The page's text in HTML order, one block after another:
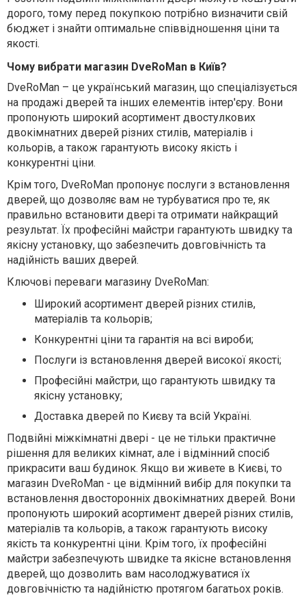
дорого, тому перед покупкою потрібно визначити свій
бюджет і знайти оптимальне співвідношення ціни та
якості.
Чому вибрати магазин DveRoMan в Київ?
DveRoMan – це український магазин, що спеціалізується
на продажі дверей та інших елементів інтер'єру. Вони
пропонують широкий асортимент двостулкових
двокімнатних дверей різних стилів, матеріалів і
кольорів, а також гарантують високу якість і
конкурентні ціни.
Крім того, DveRoMan пропонує послуги з встановлення
дверей, що дозволяє вам не турбуватися про те, як
правильно встановити двері та отримати найкращий
результат. Їх професійні майстри гарантують швидку та
якісну установку, що забезпечить довговічність та
надійність ваших дверей.
Ключові переваги магазину DveRoMan:
Широкий асортимент дверей різних стилів,
матеріалів та кольорів;
Конкурентні ціни та гарантія на всі вироби;
Послуги із встановлення дверей високої якості;
Професійні майстри, що гарантують швидку та
якісну установку;
Доставка дверей по Києву та всій Україні.
Подвійні міжкімнатні двері - це не тільки практичне
рішення для великих кімнат, але і відмінний спосіб
прикрасити ваш будинок. Якщо ви живете в Києві, то
магазин DveRoMan - це відмінний вибір для покупки та
встановлення двосторонніх двокімнатних дверей. Вони
пропонують широкий асортимент дверей різних стилів,
матеріалів та кольорів, а також гарантують високу
якість та конкурентні ціни. Крім того, їх професійні
майстри забезпечують швидке та якісне встановлення
дверей, що дозволить вам насолоджуватися їх
довговічністю та надійністю протягом багатьох років.